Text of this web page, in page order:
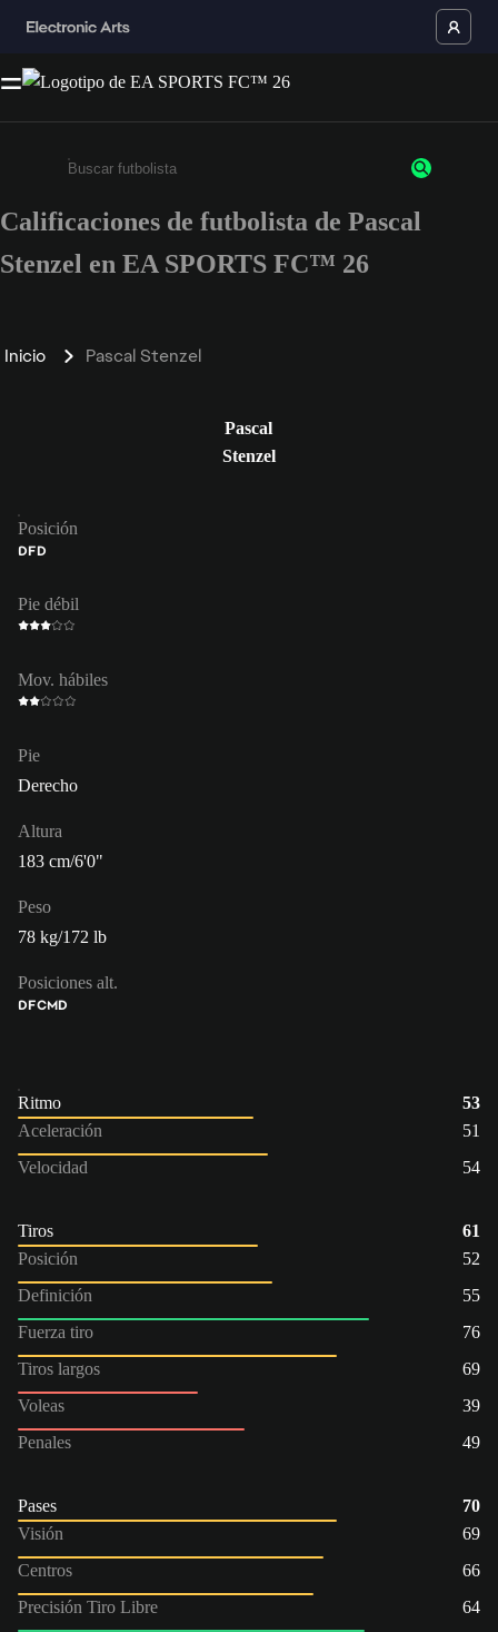
Ingresa un mínimo de 3 caracteres o números
Calificaciones de futbolista de Pascal
Stenzel en EA SPORTS FC™ 26
Inicio Pascal Stenzel
Pascal
Stenzel
Posición
DFD
Pie débil
Mov. hábiles
Pie
Derecho
Altura
183 cm/6'0"
Peso
78 kg/172 lb
Posiciones alt.
DFCMD
Ritmo
53
Aceleración
51
Velocidad
54
Tiros
61
Posición
52
Definición
55
Fuerza tiro
76
Tiros largos
69
Voleas
39
Penales
49
Pases
70
Visión
69
Centros
66
Precisión Tiro Libre
64